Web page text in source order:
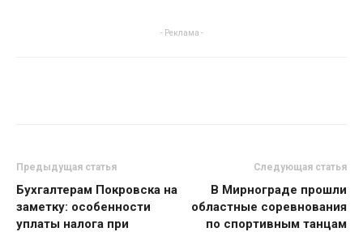
- Реклама -
Предыдущая статья
Бухгалтерам Покровска на
заметку: особенности
уплаты налога при
Следующая статья
В Мирнограде прошли
областные соревнования
по спортивным танцам